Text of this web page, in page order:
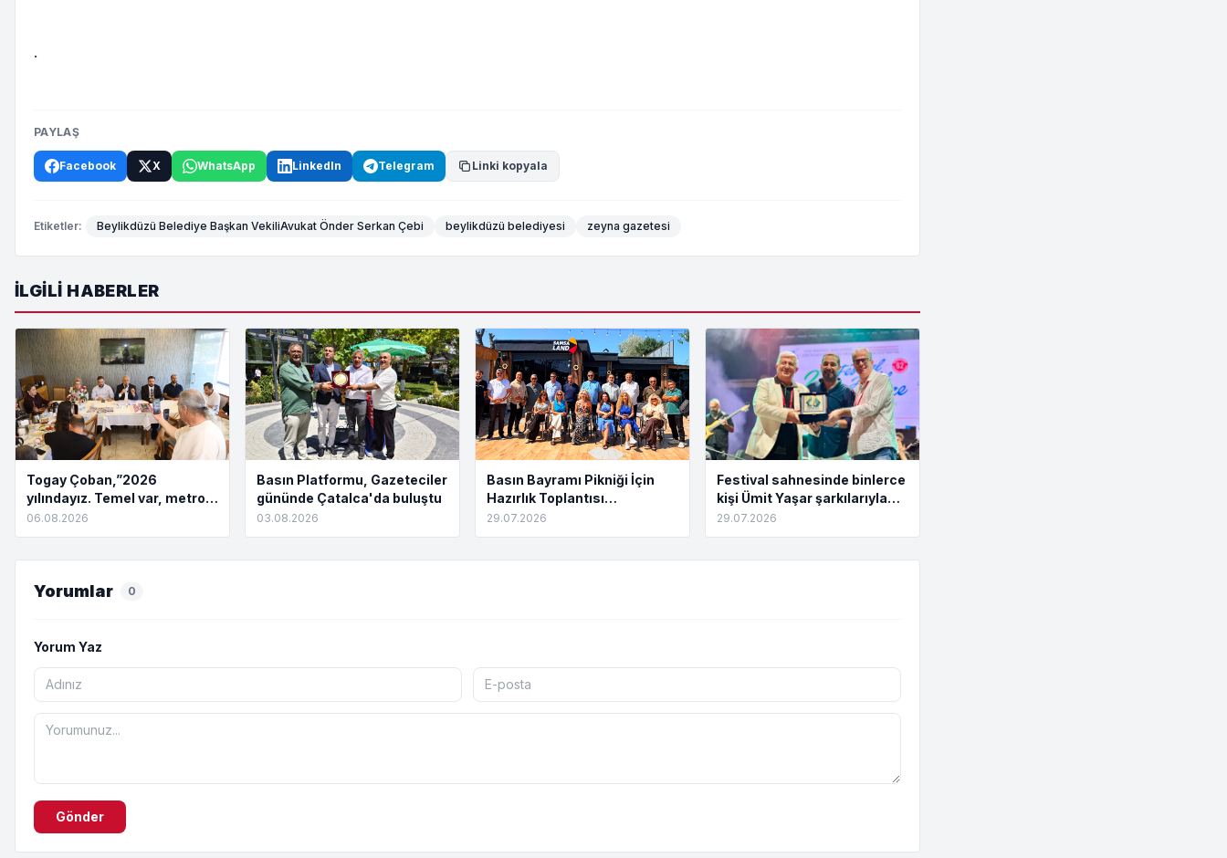
.
PAYLAŞ
Facebook X WhatsApp LinkedIn Telegram Linki kopyala
Etiketler: Beylikdüzü Belediye Başkan VekiliAvukat Önder Serkan Çebi beylikdüzü belediyesi zeyna gazetesi
İLGILI HABERLER
Togay Çoban,”2026
yılındayız. Temel var, metro
yok. Açılış töreni var, hizmet
yok”
06.08.2026
Basın Platformu, Gazeteciler
gününde Çatalca'da buluştu
03.08.2026
Basın Bayramı Pikniği İçin
Hazırlık Toplantısı
Tamamlandı
29.07.2026
Festival sahnesinde binlerce
kişi Ümit Yaşar şarkılarıyla
buluştu
29.07.2026
Yorumlar 0
Yorum Yaz
Gönder